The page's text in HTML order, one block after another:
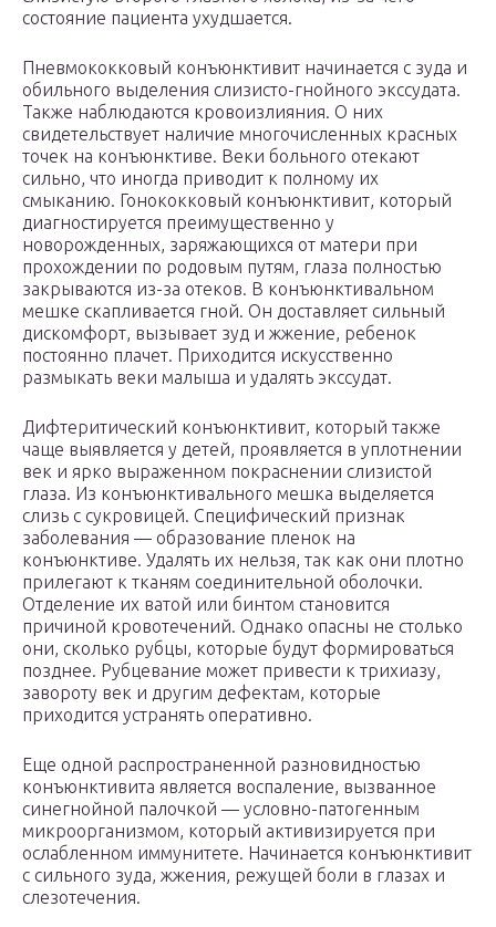
состояние пациента ухудшается.
Пневмококковый конъюнктивит начинается с зуда и
обильного выделения слизисто-гнойного экссудата.
Также наблюдаются кровоизлияния. О них
свидетельствует наличие многочисленных красных
точек на конъюнктиве. Веки больного отекают
сильно, что иногда приводит к полному их
смыканию. Гонококковый конъюнктивит, который
диагностируется преимущественно у
новорожденных, заряжающихся от матери при
прохождении по родовым путям, глаза полностью
закрываются из-за отеков. В конъюнктивальном
мешке скапливается гной. Он доставляет сильный
дискомфорт, вызывает зуд и жжение, ребенок
постоянно плачет. Приходится искусственно
размыкать веки малыша и удалять экссудат.
Дифтеритический конъюнктивит, который также
чаще выявляется у детей, проявляется в уплотнении
век и ярко выраженном покраснении слизистой
глаза. Из конъюнктивального мешка выделяется
слизь с сукровицей. Специфический признак
заболевания — образование пленок на
конъюнктиве. Удалять их нельзя, так как они плотно
прилегают к тканям соединительной оболочки.
Отделение их ватой или бинтом становится
причиной кровотечений. Однако опасны не столько
они, сколько рубцы, которые будут формироваться
позднее. Рубцевание может привести к трихиазу,
завороту век и другим дефектам, которые
приходится устранять оперативно.
Еще одной распространенной разновидностью
конъюнктивита является воспаление, вызванное
синегнойной палочкой — условно-патогенным
микроорганизмом, который активизируется при
ослабленном иммунитете. Начинается конъюнктивит
с сильного зуда, жжения, режущей боли в глазах и
слезотечения.